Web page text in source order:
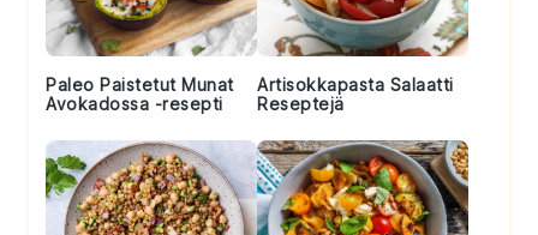
Paleo Paistetut Munat
Avokadossa -resepti
Artisokkapasta Salaatti
Reseptejä